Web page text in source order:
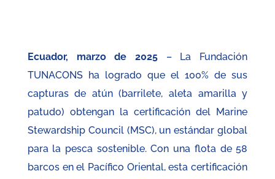
Ecuador, marzo de 2025 – La Fundación
TUNACONS ha logrado que el 100% de sus
capturas de atún (barrilete, aleta amarilla y
patudo) obtengan la certificación del Marine
Stewardship Council (MSC), un estándar global
para la pesca sostenible. Con una flota de 58
barcos en el Pacífico Oriental, esta certificación